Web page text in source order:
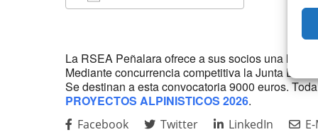
Google
La RSEA Peñalara ofrece a sus socios una linea
Mediante concurrencia competitiva la Junta
Se destinan a esta convocatoria 9000 euros.
PROYECTOS ALPINISTICOS 2026.
Facebook Twitter LinkedIn